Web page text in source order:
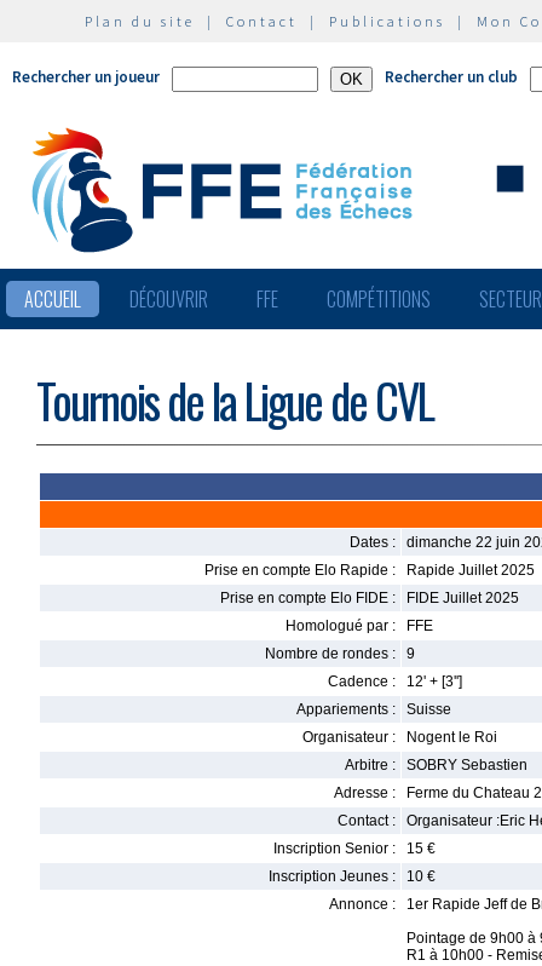
Plan du site | Contact | Publications | Mon
Rechercher un joueur Rechercher un club
ACCUEIL DÉCOUVRIR FFE COMPÉTITIONS
Tournois de la Ligue de CVL
Dates :
dimanche 22 juin
Prise en compte Elo Rapide :
Rapide Juillet 2025
Prise en compte Elo FIDE :
FIDE Juillet 2025
Homologué par :
FFE
Nombre de rondes :
9
Cadence :
12' + [3'']
Appariements :
Suisse
Organisateur :
Nogent le Roi
Arbitre :
SOBRY Sebastien
Adresse :
Ferme du Chateau
Contact :
Organisateur :Eric
Inscription Senior :
15 €
Inscription Jeunes :
10 €
Annonce :
1er Rapide Jeff de
Pointage de 9h00 à
R1 à 10h00 -